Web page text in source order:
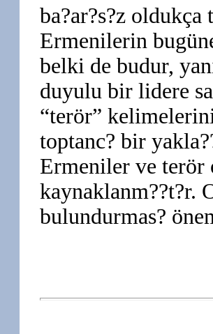
ba?ar?s?z oldukça
Ermenilerin
belki de budur,
duyulu bir lidere
“terör”
toptanc? bir
Ermeniler ve terör
kaynaklanm??t?r.
bulundurmas?